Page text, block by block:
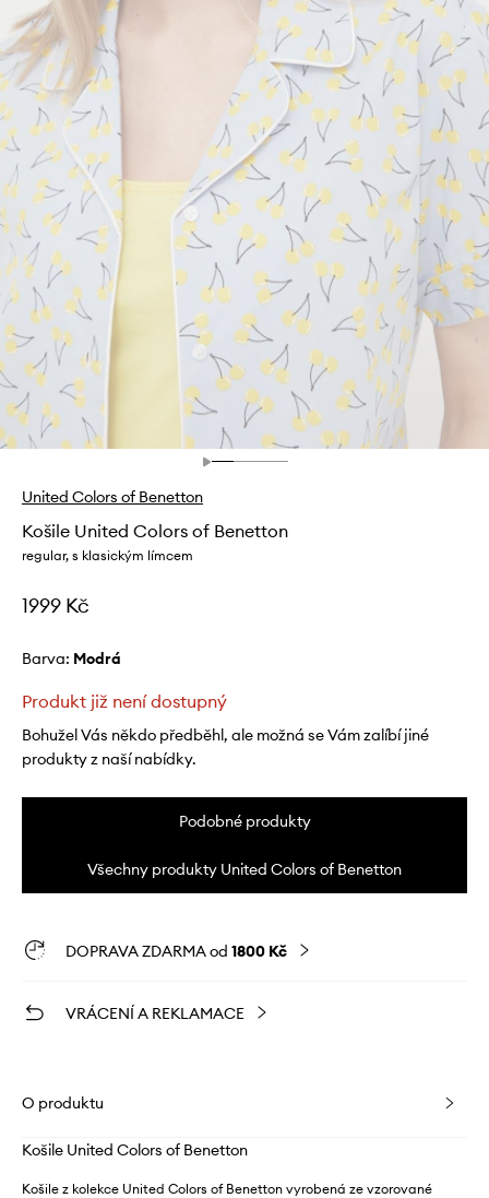
United Colors of Benetton
Košile United Colors of Benetton
regular, s klasickým límcem
1999 Kč
Barva: modrá
Produkt již není dostupný
Bohužel Vás někdo předběhl, ale možná se Vám zalíbí jiné
produkty z naší nabídky.
Podobné produkty
Všechny produkty United Colors of Benetton
DOPRAVA ZDARMA od 1800 Kč
VRÁCENÍ A REKLAMACE
O produktu
Košile United Colors of Benetton
Košile z kolekce United Colors of Benetton vyrobená ze vzorované